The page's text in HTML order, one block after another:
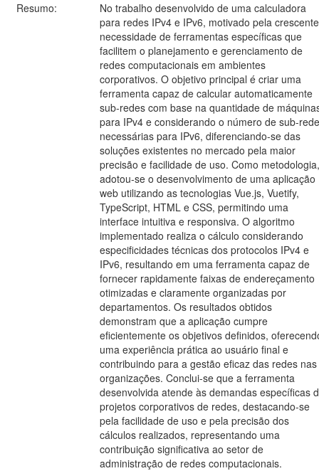
Resumo:
No trabalho desenvolvido de uma calculadora
para redes IPv4 e IPv6, motivado pela crescente
necessidade de ferramentas específicas que
facilitem o planejamento e gerenciamento de
redes computacionais em ambientes
corporativos. O objetivo principal é criar uma
ferramenta capaz de calcular automaticamente
sub-redes com base na quantidade de
para IPv4 e considerando o número de sub-
necessárias para IPv6, diferenciando-se das
soluções existentes no mercado pela maior
precisão e facilidade de uso. Como metodologia,
adotou-se o desenvolvimento de uma aplicação
web utilizando as tecnologias Vue.js, Vuetify,
TypeScript, HTML e CSS, permitindo uma
interface intuitiva e responsiva. O algoritmo
implementado realiza o cálculo considerando
especificidades técnicas dos protocolos IPv4 e
IPv6, resultando em uma ferramenta capaz de
fornecer rapidamente faixas de endereçamento
otimizadas e claramente organizadas por
departamentos. Os resultados obtidos
demonstram que a aplicação cumpre
eficientemente os objetivos definidos,
uma experiência prática ao usuário final e
contribuindo para a gestão eficaz das redes nas
organizações. Conclui-se que a ferramenta
desenvolvida atende às demandas específicas
projetos corporativos de redes, destacando-se
pela facilidade de uso e pela precisão dos
cálculos realizados, representando uma
contribuição significativa ao setor de
administração de redes computacionais.